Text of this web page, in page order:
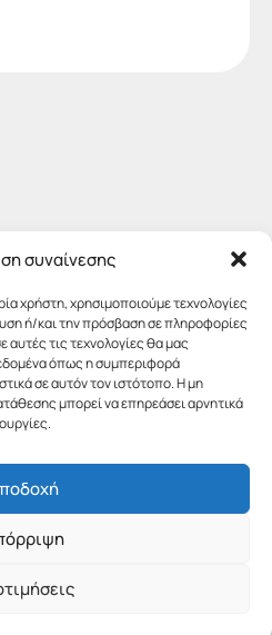
συναίνεσης
χρήστη, χρησιμοποιούμε τεχνολογίες
ή/και την πρόσβαση σε πληροφορίες
αυτές τις τεχνολογίες θα μας
όπως η συμπεριφορά
σε αυτόν τον ιστότοπο. Η μη
μπορεί να επηρεάσει αρνητικά